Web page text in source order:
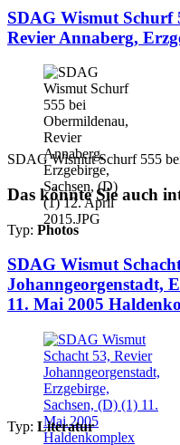
SDAG Wismut Schurf
Revier Annaberg,
SDAG Wismut Schurf 555
Das könnte Sie auch
Typ: Photos
SDAG Wismut
Johanngeorgenstadt,
11. Mai 2005
Typ: Literatur